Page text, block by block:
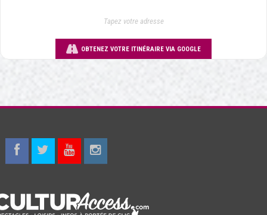
OBTENEZ VOTRE ITINÉRAIRE VIA GOOGLE